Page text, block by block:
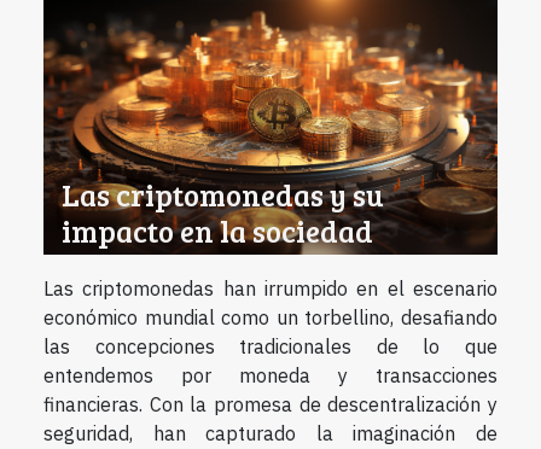
Las criptomonedas y su
impacto en la sociedad
Las criptomonedas han irrumpido en el escenario
económico mundial como un torbellino, desafiando
las concepciones tradicionales de lo que
entendemos por moneda y transacciones
financieras. Con la promesa de descentralización y
seguridad, han capturado la imaginación de